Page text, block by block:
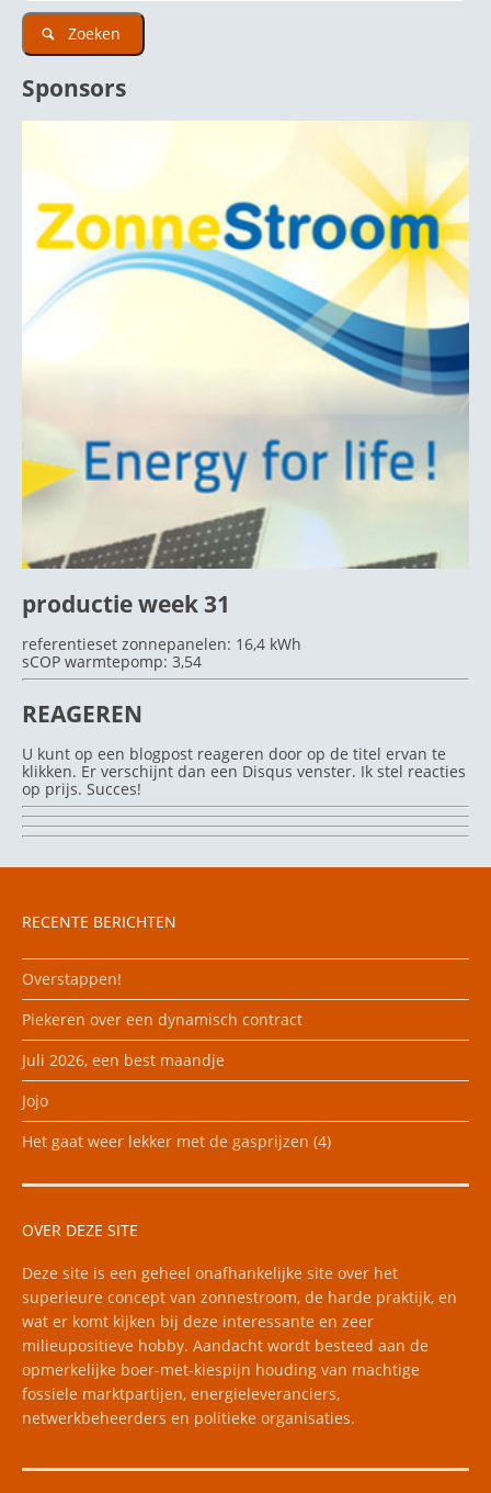
Zoeken
Sponsors
productie week 31
referentieset zonnepanelen: 16,4 kWh
sCOP warmtepomp: 3,54
REAGEREN
U kunt op een blogpost reageren door op de titel ervan te
klikken. Er verschijnt dan een Disqus venster. Ik stel reacties
op prijs. Succes!
RECENTE BERICHTEN
Overstappen!
Piekeren over een dynamisch contract
Juli 2026, een best maandje
Jojo
Het gaat weer lekker met de gasprijzen (4)
OVER DEZE SITE
Deze site is een geheel onafhankelijke site over het
superieure concept van zonnestroom, de harde praktijk, en
wat er komt kijken bij deze interessante en zeer
milieupositieve hobby. Aandacht wordt besteed aan de
opmerkelijke boer-met-kiespijn houding van machtige
fossiele marktpartijen, energieleveranciers,
netwerkbeheerders en politieke organisaties.